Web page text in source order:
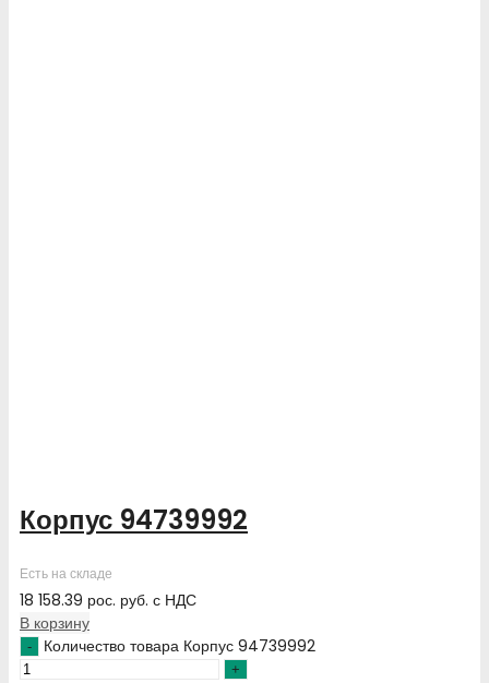
Корпус 94739992
Есть на складе
18 158.39 рос. руб. с НДС
В корзину
Количество товара Корпус 94739992